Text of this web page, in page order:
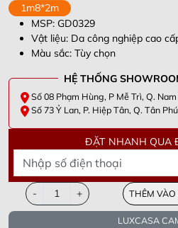
1m8*2m
MSP: GD0329
Vật liệu: Da công nghiệp cao
Màu sắc: Tùy chọn
HỆ THỐNG
Số 08 Phạm Hùng, P Mễ Trì, Q.
Số 73 Ỷ Lan, P. Hiệp Tân, Q. Tân
ĐẶT NHANH QUA
- + THÊM VÀO
LUXCASA